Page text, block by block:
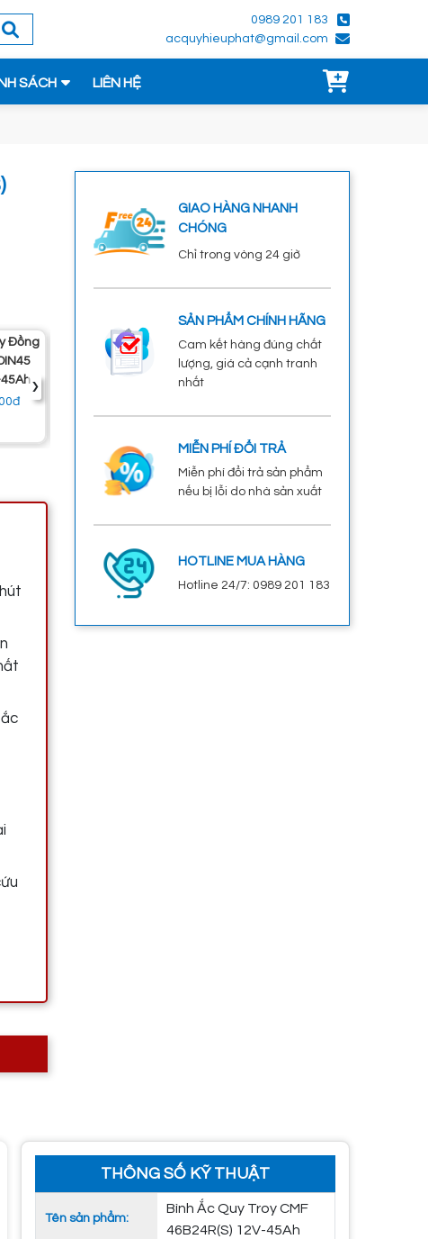
0989 201 183
acquyhieuphat@gmail.com
SÁCH LIÊN HỆ
Bình Ắc Quy
Enimac CMF
46B24L(S) 12V-
1.200.000đ
Bình Ắc Quy GS
MF DIN45L-LBN
12V-45Ah
Ắc Quy Varta
46B24L 12V-
›
GIAO HÀNG NHANH
CHÓNG
Chỉ trong vòng 24 giờ
SẢN PHẨM CHÍNH HÃNG
Cam kết hàng đúng chất
lượng, giá cả cạnh tranh
nhất
MIỄN PHÍ ĐỔI TRẢ
Miễn phí đổi trả sản phẩm
nếu bị lỗi do nhà sản xuất
HOTLINE MUA HÀNG
Hotline 24/7: 0989 201 183
THÔNG SỐ KỸ THUẬT
Tên sản phẩm:
Bình Ắc Quy Troy CMF
46B24R(S) 12V-45Ah